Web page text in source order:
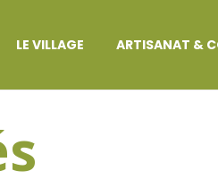
LE VILLAGE ARTISANAT &